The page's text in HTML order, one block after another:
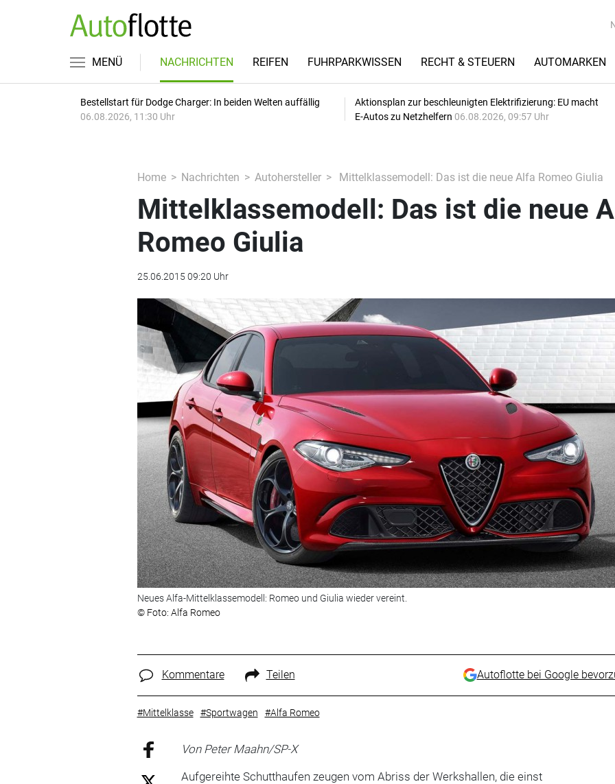
MENÜ NACHRICHTEN REIFEN FUHRPARKWISSEN RECHT & STEUERN AUTOMARKEN
Bestellstart für Dodge Charger: In beiden Welten auffällig
06.08.2026, 11:30 Uhr
Aktionsplan zur beschleunigten Elektrifizierung: EU macht
E-Autos zu Netzhelfern 06.08.2026, 09:57 Uhr
Home Nachrichten Autohersteller Mittelklassemodell: Das ist die neue Alfa Romeo Giulia
Mittelklassemodell: Das ist die neue
Romeo Giulia
25.06.2015 09:20 Uhr
Neues Alfa-Mittelklassemodell: Romeo und Giulia wieder vereint.
© Foto: Alfa Romeo
Kommentare Teilen Autoflotte bei Google
#Mittelklasse #Sportwagen #Alfa Romeo
Von Peter Maahn/SP-X
Aufgereihte Schutthaufen zeugen vom Abriss der Werkshallen, die einst